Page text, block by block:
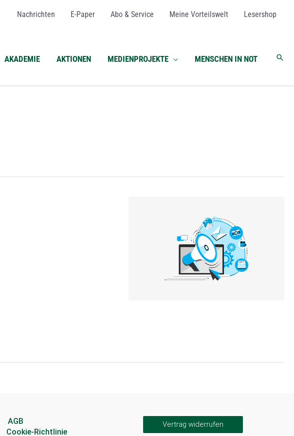
Nachrichten E-Paper Abo & Service Meine Vorteilswelt Lesershop
AKADEMIE AKTIONEN MEDIENPROJEKTE MENSCHEN IN NOT
AGB
Cookie-Richtlinie
Vertrag widerrufen